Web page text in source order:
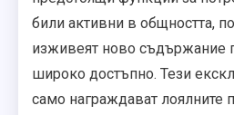
били активни в общността,
изживеят ново съдържание
широко достъпно. Тези
само награждават лоялните